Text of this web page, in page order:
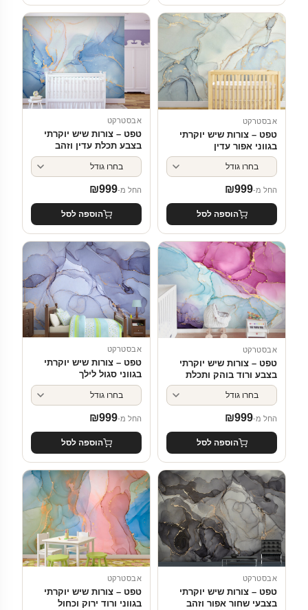
אבסטרקט
טפט – צורות שיש יוקרתי
בגווני אפור עדין
החל מ- ₪999
הוספה לסל
אבסטרקט
טפט – צורות שיש יוקרתי
בצבע תכלת עדין וזהב
החל מ- ₪999
הוספה לסל
אבסטרקט
טפט – צורות שיש יוקרתי
בצבע ורוד בוהק ותכלת
החל מ- ₪999
הוספה לסל
אבסטרקט
טפט – צורות שיש יוקרתי
בגווני סגול לילך
החל מ- ₪999
הוספה לסל
אבסטרקט
טפט – צורות שיש יוקרתי
בצבעי שחור אפור וזהב
אבסטרקט
טפט – צורות שיש יוקרתי
בגווני ורוד ירוק וכחול